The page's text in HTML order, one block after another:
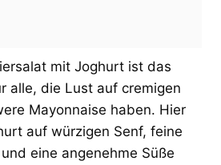
mit Joghurt ist das
alle, die Lust auf cremigen
Mayonnaise haben. Hier
auf würzigen Senf, feine
eine angenehme Süße